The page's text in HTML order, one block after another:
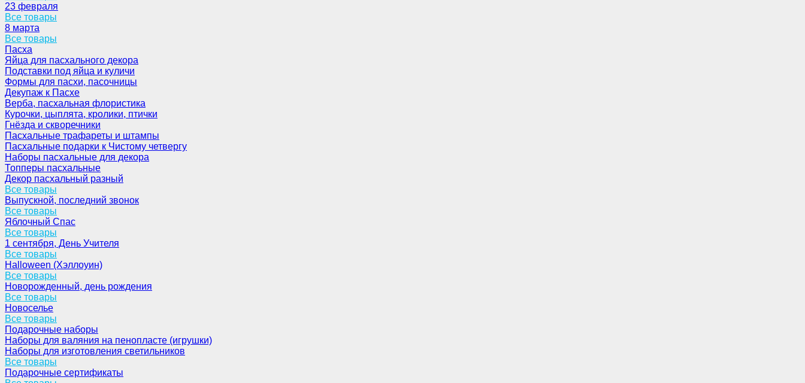
23 февраля
Все товары
8 марта
Все товары
Пасха
Яйца для пасхального декора
Подставки под яйца и куличи
Формы для пасхи, пасочницы
Декупаж к Пасхе
Верба, пасхальная флористика
Курочки, цыплята, кролики, птички
Гнёзда и скворечники
Пасхальные трафареты и штампы
Пасхальные подарки к Чистому четвергу
Наборы пасхальные для декора
Топперы пасхальные
Декор пасхальный разный
Все товары
Выпускной, последний звонок
Все товары
Яблочный Спас
Все товары
1 сентября, День Учителя
Все товары
Halloween (Хэллоуин)
Все товары
Новорожденный, день рождения
Все товары
Новоселье
Все товары
Подарочные наборы
Наборы для валяния на пенопласте (игрушки)
Наборы для изготовления светильников
Все товары
Подарочные сертификаты